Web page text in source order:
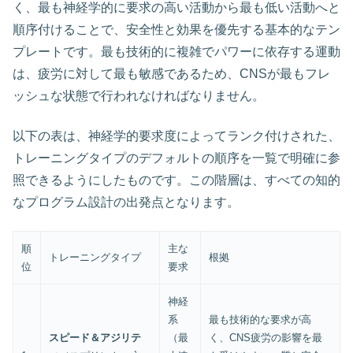
く、最も神経学的に要求の高い活動から最も低い活動へと
順序付けることで、安全性と効果を優先する基本的なテン
プレートです。最も技術的に複雑でパワーに依存する運動
は、疲労に対して最も敏感であるため、CNSが最もフレ
ッシュな状態で行われなければなりません。
以下の表は、神経学的要求度によってランク付けされた、
トレーニングタイプのデフォルトの順序を一覧で明確に参
照できるようにしたものです。この階層は、すべての知的
なプログラム設計の出発点となります。
順
位
トレーニングタイプ
主な
要求
根拠
スピード＆アジリテ
神経
系
（最
最も技術的な要求が高
く、CNS疲労の影響を最